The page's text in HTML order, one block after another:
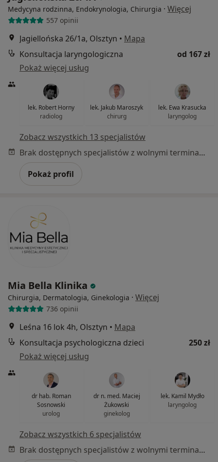
Medycyna rodzinna, Endokrynologia, Chirurgia · Więcej
557 opinii
Jagiellońska 26/1a, Olsztyn • Mapa
Konsultacja laryngologiczna
od 167 zł
Pokaż więcej usług
lek. Robert Horny
radiolog
lek. Jakub Maroszyk
chirurg
lek. Ewa Krasucka
laryngolog
Zobacz wszystkich 13 specjalistów
Brak dostępnych specjalistów z wolnymi terminami w tym centrum medycznym.
Pokaż profil
Mia Bella Klinika
Chirurgia, Dermatologia, Ginekologia · Więcej
736 opinii
Leśna 16 lok 4h, Olsztyn • Mapa
Konsultacja psychologiczna dzieci
250 zł
Pokaż więcej usług
dr hab. Roman
Sosnowski
urolog
dr n. med. Maciej
Żukowski
ginekolog
lek. Kamil Mydło
laryngolog
Zobacz wszystkich 6 specjalistów
Brak dostępnych specjalistów z wolnymi terminami w tym centrum medycznym.